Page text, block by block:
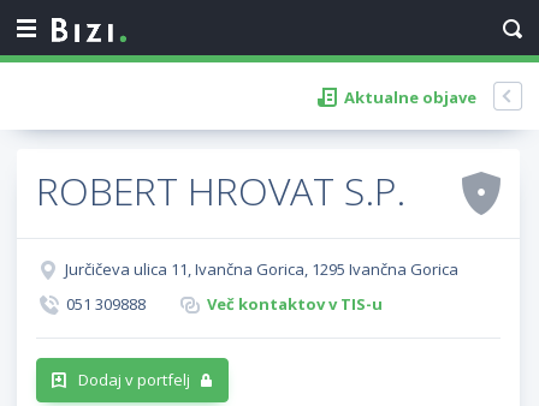
Aktualne objave
ROBERT HROVAT S.P.
Jurčičeva ulica 11, Ivančna Gorica, 1295 Ivančna Gorica
051 309888
Več kontaktov v TIS-u
Dodaj v portfelj